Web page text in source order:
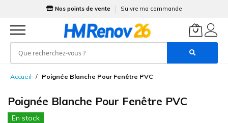
Nos points de vente Suivre ma commande
Accueil Poignée Blanche Pour Fenêtre PVC
Poignée Blanche Pour Fenêtre PVC
En stock